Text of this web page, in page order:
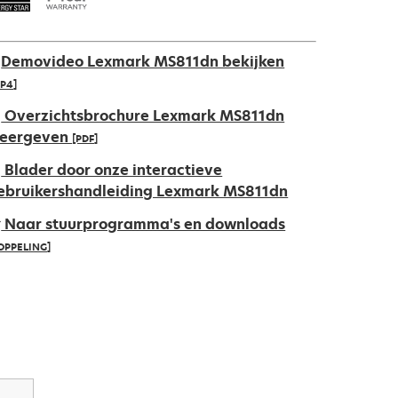
Demovideo Lexmark MS811dn bekijken
Overzichtsbrochure Lexmark MS811dn
[PDF]
Blader door onze interactieve
Lexmark MS811dn
Naar stuurprogramma's en downloads